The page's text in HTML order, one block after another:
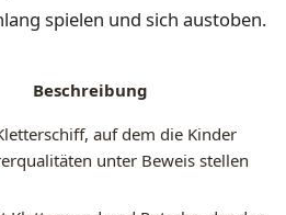
spielen und sich austoben.
Beschreibung
auf dem die Kinder
unter Beweis stellen